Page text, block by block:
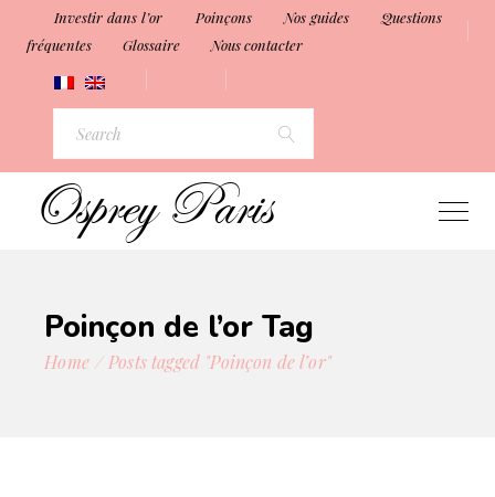
Investir dans l’or Poinçons Nos guides
Questions
fréquentes
Glossaire Nous contacter
for:
Poinçon de l’or Tag
Home Posts tagged "Poinçon de l’or"